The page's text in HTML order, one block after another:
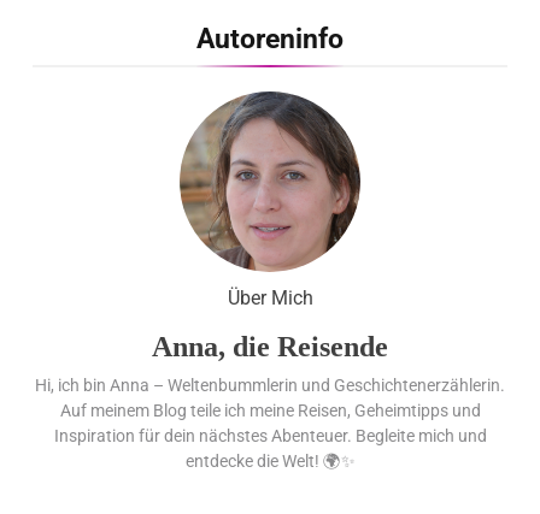
PEPE JEANS LONDON AW26
Flachste mechanische
Weltzeituhr gewinnt Red Dot:
Best of the Best 2026 / NOMOS
Glashütte erzielt 94 von 100
Punkten.
Autoreninfo
Über Mich
Anna, die Reisende
Hi, ich bin Anna – Weltenbummlerin und Geschichtenerzählerin.
Auf meinem Blog teile ich meine Reisen, Geheimtipps und
Inspiration für dein nächstes Abenteuer. Begleite mich und
entdecke die Welt! 🌍✨